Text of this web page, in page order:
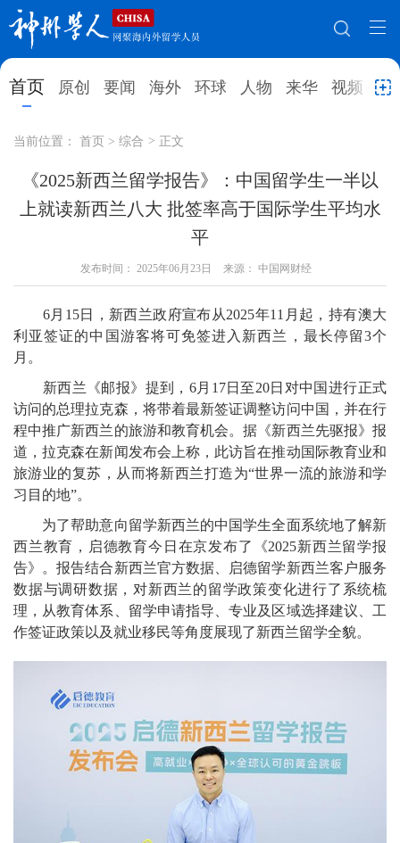
首页 原创 要闻 海外 环球 人物 来华 视频 教
网站地图
首页 原创
环球 人物 来华 视频
教育 就业创业 合作办学 直播访谈
综合 深度 专题 实用信息
招聘信息 更多数据
当前位置： 首页 > 综合 > 正文
《2025新西兰留学报告》：中国留学生一半以
上就读新西兰八大 批签率高于国际学生平均水
平
发布时间： 2025年06月23日 来源： 中国网财经
6月15日，新西兰政府宣布从2025年11月起，持有澳大
利亚签证的中国游客将可免签进入新西兰，最长停留3个
月。
新西兰《邮报》提到，6月17日至20日对中国进行正式
访问的总理拉克森，将带着最新签证调整访问中国，并在行
程中推广新西兰的旅游和教育机会。据《新西兰先驱报》报
道，拉克森在新闻发布会上称，此访旨在推动国际教育业和
旅游业的复苏，从而将新西兰打造为“世界一流的旅游和学
习目的地”。
为了帮助意向留学新西兰的中国学生全面系统地了解新
西兰教育，启德教育今日在京发布了《2025新西兰留学报
告》。报告结合新西兰官方数据、启德留学新西兰客户服务
数据与调研数据，对新西兰的留学政策变化进行了系统梳
理，从教育体系、留学申请指导、专业及区域选择建议、工
作签证政策以及就业移民等角度展现了新西兰留学全貌。